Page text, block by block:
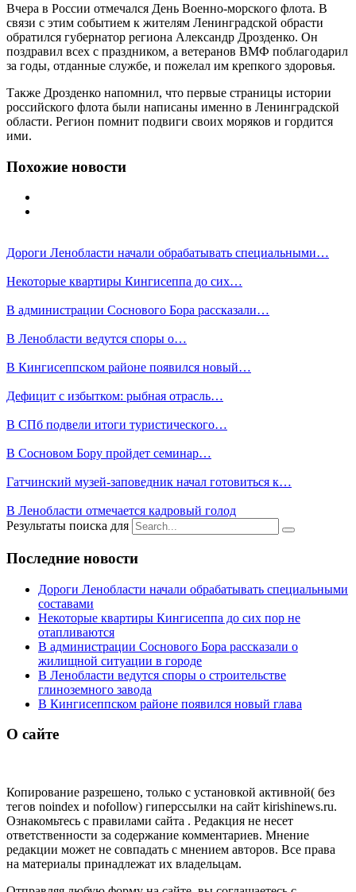
Вчера в России отмечался День Военно-морского флота. В
связи с этим событием к жителям Ленинградской обрасти
обратился губернатор региона Александр Дрозденко. Он
поздравил всех с праздником, а ветеранов ВМФ поблагодарил
за годы, отданные службе, и пожелал им крепкого здоровья.
Также Дрозденко напомнил, что первые страницы истории
российского флота были написаны именно в Ленинградской
области. Регион помнит подвиги своих моряков и гордится
ими.
Похожие новости
Дороги Ленобласти начали обрабатывать специальными…
Некоторые квартиры Кингисеппа до сих…
В администрации Соснового Бора рассказали…
В Ленобласти ведутся споры о…
В Кингисеппском районе появился новый…
Дефицит с избытком: рыбная отрасль…
В СПб подвели итоги туристического…
В Сосновом Бору пройдет семинар…
Гатчинский музей-заповедник начал готовиться к…
В Ленобласти отмечается кадровый голод
Результаты поиска для
Последние новости
Дороги Ленобласти начали обрабатывать специальными
составами
Некоторые квартиры Кингисеппа до сих пор не
отапливаются
В администрации Соснового Бора рассказали о
жилищной ситуации в городе
В Ленобласти ведутся споры о строительстве
глиноземного завода
В Кингисеппском районе появился новый глава
О сайте
Копирование разрешено, только с установкой активной( без
тегов noindex и nofollow) гиперссылки на сайт kirishinews.ru.
Ознакомьтесь с правилами сайта . Редакция не несет
ответственности за содержание комментариев. Мнение
редакции может не совпадать с мнением авторов. Все права
на материалы принадлежат их владельцам.